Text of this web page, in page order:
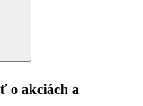
o akciách a